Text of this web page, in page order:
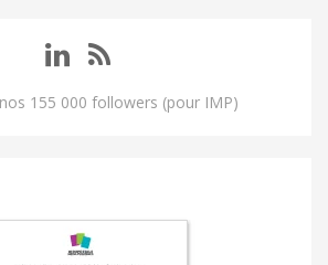
155 000 followers (pour IMP)